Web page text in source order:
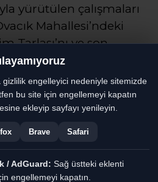
yürütülen çalışmaları
Mahallesi’ndeki
Tarlası’nı ve son
Tıbbi Aromatik
eden Başkan
üretim ve yerel
dikkat çekti
TÜM YAZILARI
Genel Gündem
gizlilik engelleyici nedeniyle sitemizde
bu site için engellemeyi kapatın
ekleyip sayfayı yenileyin.
Brave Safari
/ AdGuard: Sağ üstteki eklenti
engellemeyi kapatın.